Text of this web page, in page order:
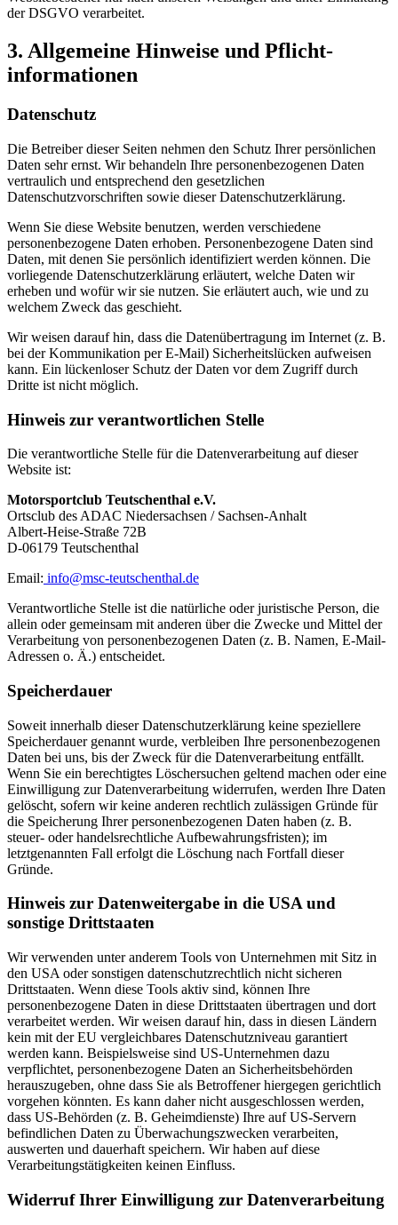
der DSGVO verarbeitet.
3. Allgemeine Hinweise und Pflicht­
informationen
Datenschutz
Die Betreiber dieser Seiten nehmen den Schutz Ihrer persönlichen
Daten sehr ernst. Wir behandeln Ihre personenbezogenen Daten
vertraulich und entsprechend den gesetzlichen
Datenschutzvorschriften sowie dieser Datenschutzerklärung.
Wenn Sie diese Website benutzen, werden verschiedene
personenbezogene Daten erhoben. Personenbezogene Daten sind
Daten, mit denen Sie persönlich identifiziert werden können. Die
vorliegende Datenschutzerklärung erläutert, welche Daten wir
erheben und wofür wir sie nutzen. Sie erläutert auch, wie und zu
welchem Zweck das geschieht.
Wir weisen darauf hin, dass die Datenübertragung im Internet (z. B.
bei der Kommunikation per E-Mail) Sicherheitslücken aufweisen
kann. Ein lückenloser Schutz der Daten vor dem Zugriff durch
Dritte ist nicht möglich.
Hinweis zur verantwortlichen Stelle
Die verantwortliche Stelle für die Datenverarbeitung auf dieser
Website ist:
Motorsportclub Teutschenthal e.V.
Ortsclub des ADAC Niedersachsen / Sachsen-Anhalt
Albert-Heise-Straße 72B
D-06179 Teutschenthal
Email: info@msc-teutschenthal.de
Verantwortliche Stelle ist die natürliche oder juristische Person, die
allein oder gemeinsam mit anderen über die Zwecke und Mittel der
Verarbeitung von personenbezogenen Daten (z. B. Namen, E-Mail-
Adressen o. Ä.) entscheidet.
Speicherdauer
Soweit innerhalb dieser Datenschutzerklärung keine speziellere
Speicherdauer genannt wurde, verbleiben Ihre personenbezogenen
Daten bei uns, bis der Zweck für die Datenverarbeitung entfällt.
Wenn Sie ein berechtigtes Löschersuchen geltend machen oder eine
Einwilligung zur Datenverarbeitung widerrufen, werden Ihre Daten
gelöscht, sofern wir keine anderen rechtlich zulässigen Gründe für
die Speicherung Ihrer personenbezogenen Daten haben (z. B.
steuer- oder handelsrechtliche Aufbewahrungsfristen); im
letztgenannten Fall erfolgt die Löschung nach Fortfall dieser
Gründe.
Hinweis zur Datenweitergabe in die USA und
sonstige Drittstaaten
Wir verwenden unter anderem Tools von Unternehmen mit Sitz in
den USA oder sonstigen datenschutzrechtlich nicht sicheren
Drittstaaten. Wenn diese Tools aktiv sind, können Ihre
personenbezogene Daten in diese Drittstaaten übertragen und dort
verarbeitet werden. Wir weisen darauf hin, dass in diesen Ländern
kein mit der EU vergleichbares Datenschutzniveau garantiert
werden kann. Beispielsweise sind US-Unternehmen dazu
verpflichtet, personenbezogene Daten an Sicherheitsbehörden
herauszugeben, ohne dass Sie als Betroffener hiergegen gerichtlich
vorgehen könnten. Es kann daher nicht ausgeschlossen werden,
dass US-Behörden (z. B. Geheimdienste) Ihre auf US-Servern
befindlichen Daten zu Überwachungszwecken verarbeiten,
auswerten und dauerhaft speichern. Wir haben auf diese
Verarbeitungstätigkeiten keinen Einfluss.
Widerruf Ihrer Einwilligung zur Datenverarbeitung